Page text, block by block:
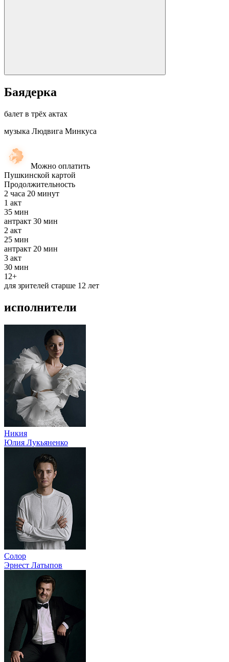
Баядерка
балет в трёх актах
музыка Людвига Минкуса
Можно оплатить
Пушкинской картой
Продолжительность
2 часа 20 минут
1 акт
35 мин
антракт 30 мин
2 акт
25 мин
антракт 20 мин
3 акт
30 мин
12+
для зрителей старше 12 лет
исполнители
Никия
Юлия Лукьяненко
Солор
Эрнест Латыпов